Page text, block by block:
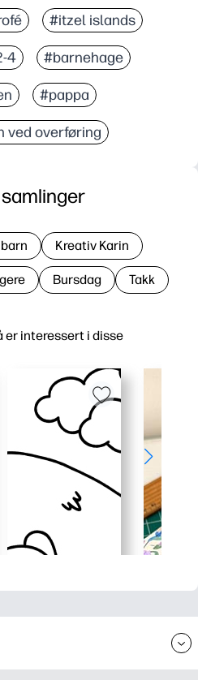
#itzel islands
4 #barnehage
#pappa
ved overføring
er interessert i disse
Kreativ Karin
Bursdag Takk